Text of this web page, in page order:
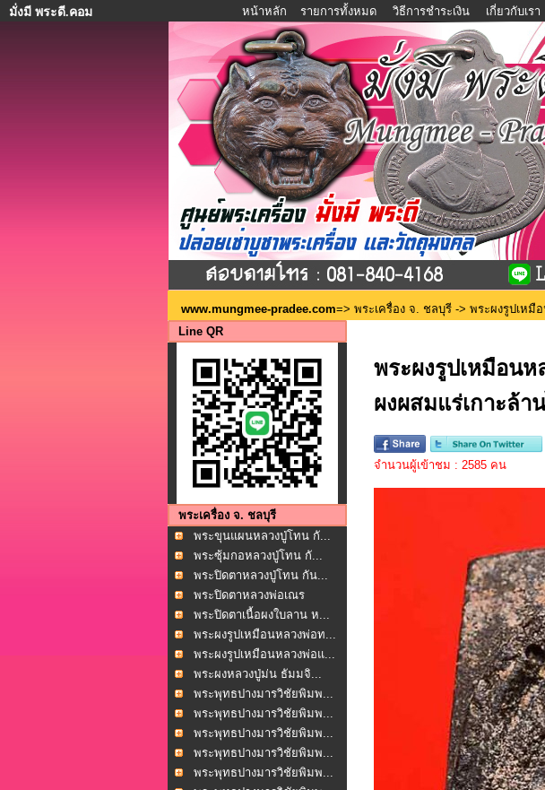
มั่งมี พระดี.คอม หน้าหลัก รายการทั้งหมด วิธีการชำระเงิน เกี่ยวกับเรา
www.mungmee-pradee.com=> พระเครื่อง จ. ชลบุรี -> พระผงรูปเหมื
Line QR
พระเครื่อง จ. ชลบุรี
พระขุนแผนหลวงปู่โทน กั...
พระซุ้มกอหลวงปู่โทน กั...
พระปิดตาหลวงปู่โทน กัน...
พระปิดตาหลวงพ่อเณร
โพธ...พระปิดตาเนื้อผงใบลาน ห...
พระผงรูปเหมือนหลวงพ่อท...
พระผงรูปเหมือนหลวงพ่อแ...
พระผงหลวงปู่ม่น ธัมมจิ...
พระพุทธปางมารวิชัยพิมพ...
พระพุทธปางมารวิชัยพิมพ...
พระพุทธปางมารวิชัยพิมพ...
พระพุทธปางมารวิชัยพิมพ...
พระพุทธปางมารวิชัยพิมพ...
พระผงรูปเหมือน
ผงผสมแร่เกาะล้
จำนวนผู้เข้าชม : 2585 คน